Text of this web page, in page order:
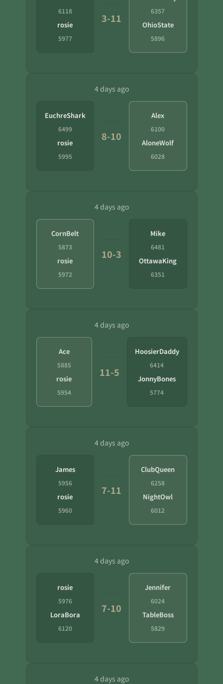
6118
rosie
5977
3-11
6357
OhioState
5896
4 days ago
EuchreShark
6499
rosie
5995
8-10
Alex
6100
AloneWolf
6028
4 days ago
CornBelt
5873
rosie
5972
10-3
Mike
6481
OttawaKing
6351
4 days ago
Ace
5885
rosie
5954
11-5
HoosierDaddy
6414
JonnyBones
5774
4 days ago
James
5956
rosie
5960
7-11
ClubQueen
6258
NightOwl
6012
4 days ago
rosie
5976
LoraBora
6120
7-10
Jennifer
6024
TableBoss
5829
4 days ago